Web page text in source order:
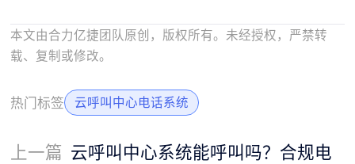
本文由合力亿捷团队原创，版权所有。未经授权，严禁转
载、复制或修改。
热门标签 云呼叫中心电话系统
上一篇 云呼叫中心系统能呼叫吗？合规电